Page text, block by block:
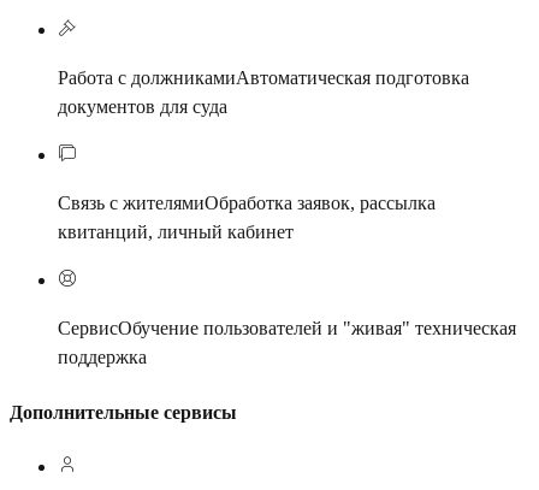
Работа с должникамиАвтоматическая подготовка
документов для суда
Связь с жителямиОбработка заявок, рассылка
квитанций, личный кабинет
СервисОбучение пользователей и "живая" техническая
поддержка
Дополнительные сервисы